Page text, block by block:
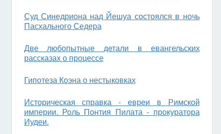
Суд Синедриона над Йешуа состоялся в ночь
Пасхального Седера
Две любопытные детали в евангельских
рассказах о процессе
Гипотеза Коэна о нестыковках
Историческая справка - евреи в Римской
империи. Роль Понтия Пилата - прокуратора
Иудеи.